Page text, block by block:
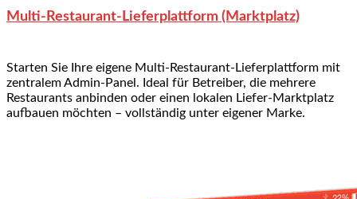
Multi-Restaurant-Lieferplattform (Marktplatz)
Starten Sie Ihre eigene Multi-Restaurant-Lieferplattform mit
zentralem Admin-Panel. Ideal für Betreiber, die mehrere
Restaurants anbinden oder einen lokalen Liefer-Marktplatz
aufbauen möchten – vollständig unter eigener Marke.